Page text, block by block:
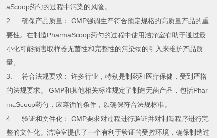
aScoop药勺的过程中污染的风险。
2. 确保产品质量： GMP强调生产符合预定规格的高质量产品的重
要性。在制造PharmaScoop药勺的过程中使用洁净室有助于通过最
小化可能损害取样器无菌性和完整性的污染物的引入来维护产品质
量。
3. 符合法规要求：
许多行业，特别是制药和医疗保健，受到严格
的法规要求。
GMP和其他相关标准规定了制造无菌产品，包括Phar
maScoop药勺，应遵循的条件，以确保符合法规标准。
4.验证和文件化： GMP要求对过程进行验证并对制造程序进行完
整的文件化。洁净室提供了一个有利于验证的受控环境，确保制造过